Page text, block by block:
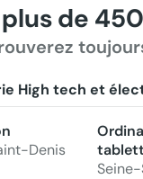
plus de
High tech et
Denis